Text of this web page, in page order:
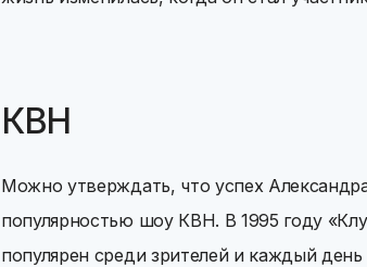
КВН
Можно утверждать, что успех
популярностью шоу КВН. В 1995 году
популярен среди зрителей и каждый